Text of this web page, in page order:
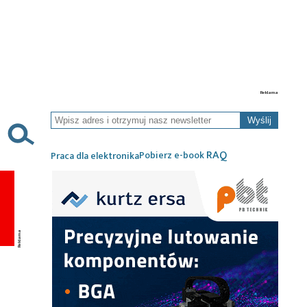
Wyślij
Praca dla elektronikaPobierz e-bookRAQ